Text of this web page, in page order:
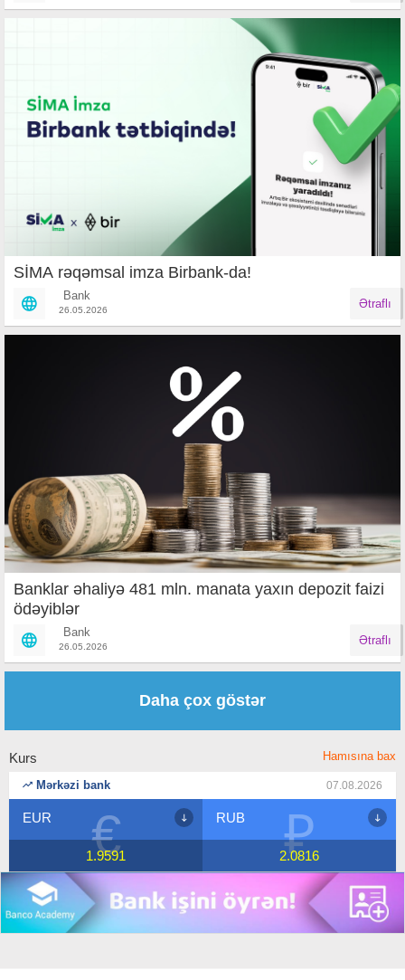
SİMA rəqəmsal imza Birbank-da!
Bank
26.05.2026 Ətraflı
Banklar əhaliyə 481 mln. manata yaxın depozit faizi
ödəyiblər
Bank
26.05.2026 Ətraflı
Daha çox göstər
Kurs Hamısına bax
Mərkəzi bank 07.08.2026
€
EUR
1.9591 ₽
RUB
2.0816